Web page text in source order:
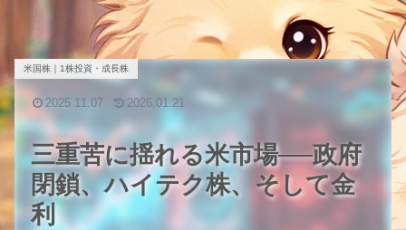
三重苦に揺れる米市場──政府
閉鎖、ハイテク株、そして金
利
米国株｜1株投資・成長株
2025.11.07 2026.01.21